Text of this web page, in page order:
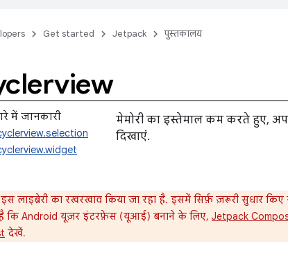
Get started Jetpack पुस्तकालय
में जानकारी
मेमोरी का इस्तेमाल कम करते हुए,
दिखाएं.
इस लाइब्रेरी का रखरखाव किया जा रहा है. इसमें सिर्फ़ ज़रूरी सुधार
है कि Android यूज़र इंटरफ़ेस (यूआई) बनाने के लिए, Jetpack
देखें.